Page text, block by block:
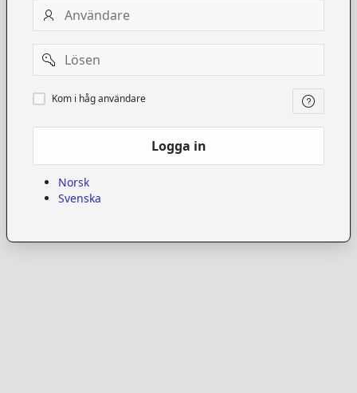
Användare
Password
Kom
i
Kom i håg användare
Logga in
Norsk
Svenska